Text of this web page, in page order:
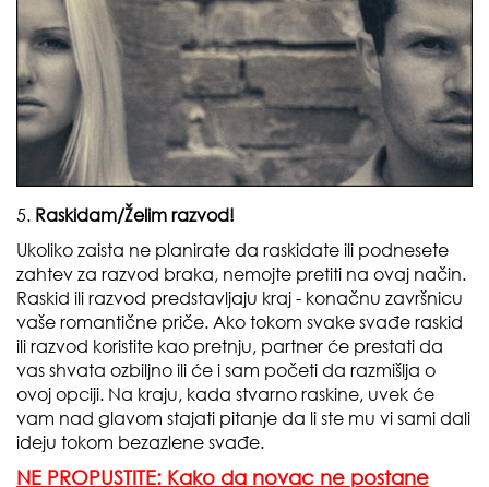
5. Raskidam/Želim razvod!
Ukoliko zaista ne planirate da raskidate ili podnesete
zahtev za razvod braka, nemojte pretiti na ovaj način.
Raskid ili razvod predstavljaju kraj - konačnu završnicu
vaše romantične priče. Ako tokom svake svađe raskid
ili razvod koristite kao pretnju, partner će prestati da
vas shvata ozbiljno ili će i sam početi da razmišlja o
ovoj opciji. Na kraju, kada stvarno raskine, uvek će
vam nad glavom stajati pitanje da li ste mu vi sami dali
ideju tokom bezazlene svađe.
NE PROPUSTITE: Kako da novac ne postane